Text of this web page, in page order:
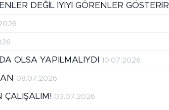
DEĞİL İYİYİ GÖRENLER GÖSTERİR
OLSA YAPILMALIYDI 10.07.2026
08.07.2026
ÇALIŞALIM! 03.07.2026